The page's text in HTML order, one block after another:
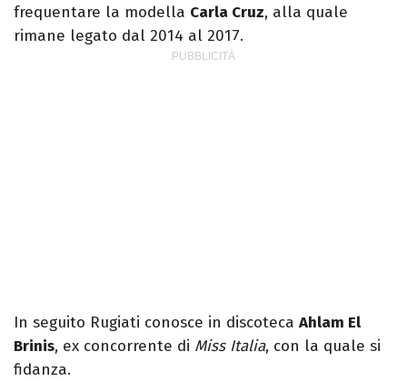
frequentare la modella Carla Cruz, alla quale
rimane legato dal 2014 al 2017.
In seguito Rugiati conosce in discoteca Ahlam El
Brinis, ex concorrente di Miss Italia, con la quale si
fidanza.